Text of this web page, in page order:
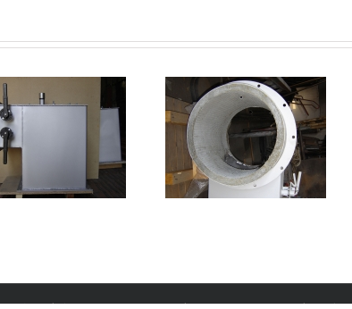
Εσωτερικός καυστήρας
Πάνελ φούρνου με
πυρίμαχο κονίαμα